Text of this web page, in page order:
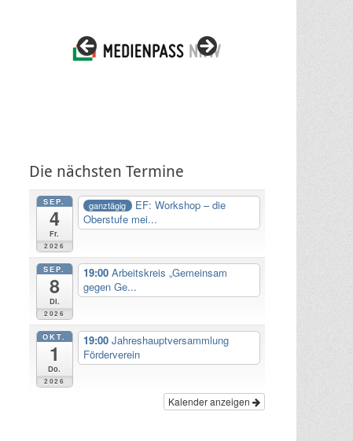
Die nächsten Termine
SEP.
4
Fr.
2026
ganztägig
EF: Workshop – die
Oberstufe mei...
SEP.
8
Di.
2026
19:00 Arbeitskreis „Gemeinsam
gegen Ge...
OKT.
1
Do.
2026
19:00 Jahreshauptversammlung
Förderverein
Kalender anzeigen